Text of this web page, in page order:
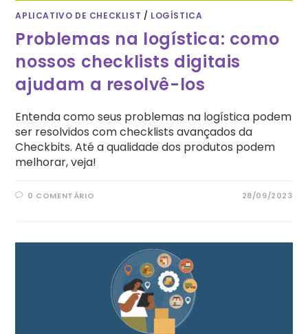
APLICATIVO DE CHECKLIST / LOGÍSTICA
Problemas na logística: como
nossos checklists digitais
ajudam a resolvê-los
Entenda como seus problemas na logística podem
ser resolvidos com checklists avançados da
Checkbits. Até a qualidade dos produtos podem
melhorar, veja!
0 COMENTÁRIO 28/09/2023